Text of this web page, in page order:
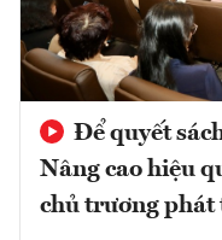
Để quyết
Nâng cao hiệu
chủ trương